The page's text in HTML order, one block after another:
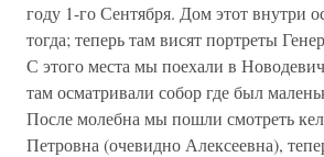
году 1-го Сентября. Дом этот внутри
тогда; теперь там висят портреты
С этого места мы поехали в
там осматривали собор где был
После молебна мы пошли смотреть
Петровна (очевидно Алексеевна),